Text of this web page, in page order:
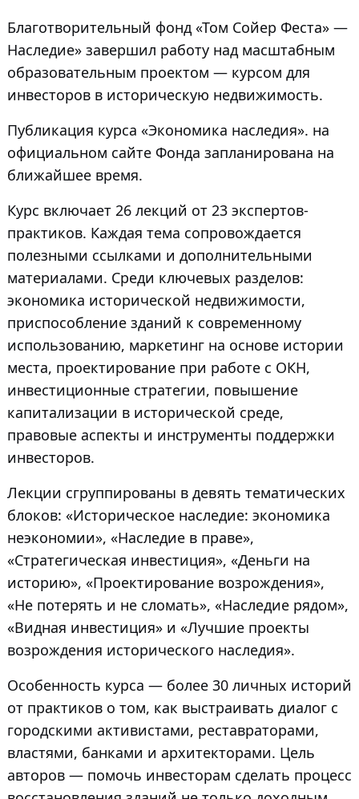
Благотворительный фонд «Том Сойер Феста» —
Наследие» завершил работу над масштабным
образовательным проектом — курсом для
инвесторов в историческую недвижимость.
Публикация курса «Экономика наследия». на
официальном сайте Фонда запланирована на
ближайшее время.
Курс включает 26 лекций от 23 экспертов-
практиков. Каждая тема сопровождается
полезными ссылками и дополнительными
материалами. Среди ключевых разделов:
экономика исторической недвижимости,
приспособление зданий к современному
использованию, маркетинг на основе истории
места, проектирование при работе с ОКН,
инвестиционные стратегии, повышение
капитализации в исторической среде,
правовые аспекты и инструменты поддержки
инвесторов.
Лекции сгруппированы в девять тематических
блоков: «Историческое наследие: экономика
неэкономии», «Наследие в праве»,
«Стратегическая инвестиция», «Деньги на
историю», «Проектирование возрождения»,
«Не потерять и не сломать», «Наследие рядом»,
«Видная инвестиция» и «Лучшие проекты
возрождения исторического наследия».
Особенность курса — более 30 личных историй
от практиков о том, как выстраивать диалог с
городскими активистами, реставраторами,
властями, банками и архитекторами. Цель
авторов — помочь инвесторам сделать процесс